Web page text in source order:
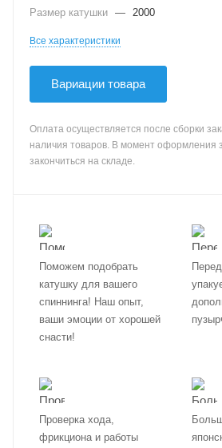
Размер катушки — 2000
Все характеристики
Вариации товара
Оплата осуществляется после сборки
наличия товаров. В момент оформления
закончиться на складе.
Поможем подобрать
катушку для вашего
спиннинга! Наш опыт,
ваши эмоции от хорошей
снасти!
Проверка хода,
фрикциона и работы